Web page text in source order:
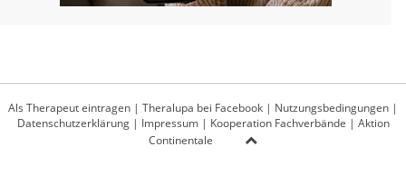
Als Therapeut eintragen | Theralupa bei Facebook | Nutzungsbedingungen |
Datenschutzerklärung| Impressum| Kooperation Fachverbände | Aktion
Continentale